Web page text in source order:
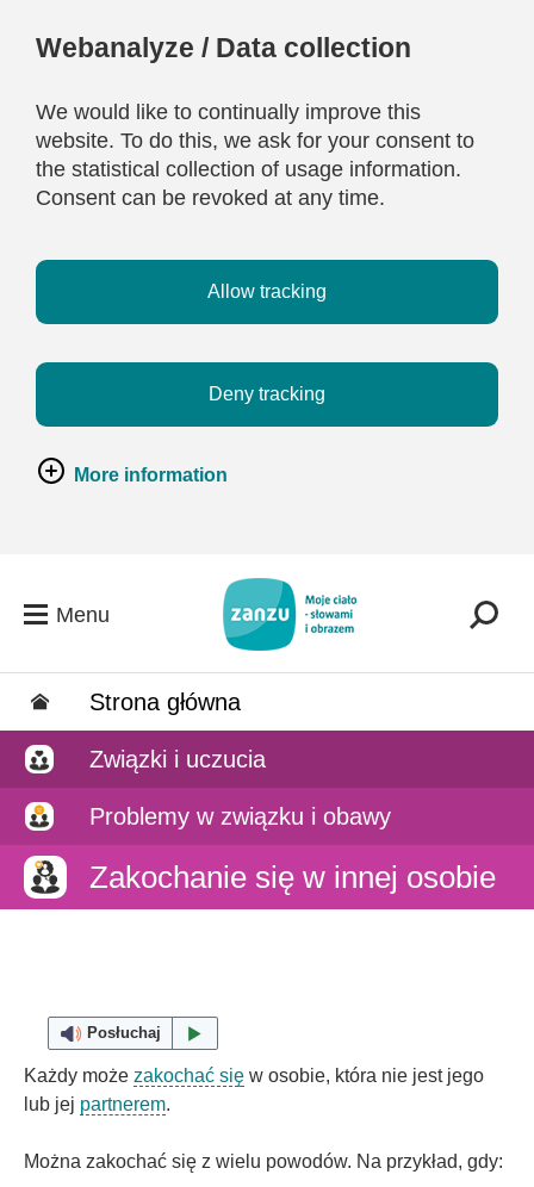
Webanalyze / Data collection
We would like to continually improve this
website. To do this, we ask for your consent to
the statistical collection of usage information.
Consent can be revoked at any time.
Allow tracking
Deny tracking
More information
Menu
Strona główna
Związki i uczucia
Problemy w związku i obawy
Zakochanie się w innej osobie
Posłuchaj
Każdy może zakochać się w osobie, która nie jest jego
lub jej partnerem.
Można zakochać się z wielu powodów. Na przykład, gdy: